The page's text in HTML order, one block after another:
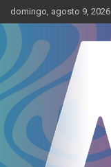
Skip
to
content
domingo, agosto 9, 2026